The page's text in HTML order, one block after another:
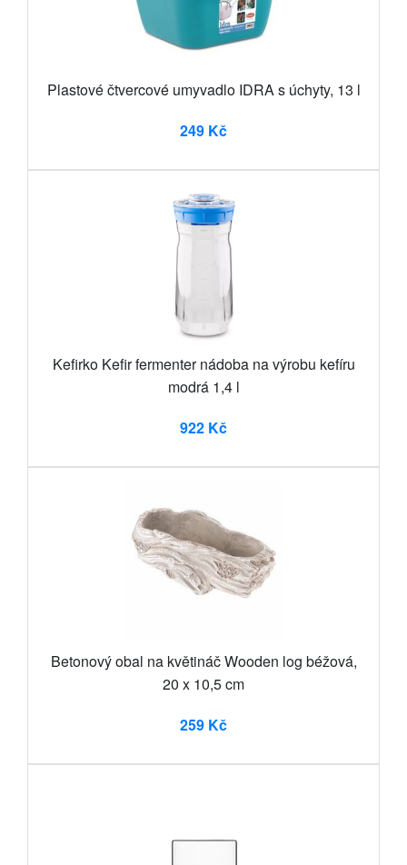
Plastové čtvercové umyvadlo IDRA s úchyty, 13 l
249 Kč
Kefirko Kefir fermenter nádoba na výrobu kefíru
modrá 1,4 l
922 Kč
Betonový obal na květináč Wooden log béžová,
20 x 10,5 cm
259 Kč